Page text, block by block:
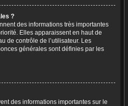
?
des informations très importantes
Elles apparaissent en haut de
de contrôle de l’utilisateur. Les
générales sont définies par les
des informations importantes sur le